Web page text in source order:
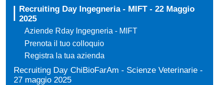
Recruiting Day Ingegneria - MIFT - 22 Maggio
2025
Aziende Rday Ingegneria - MIFT
Prenota il tuo colloquio
Registra la tua azienda
Recruiting Day ChiBioFarAm - Scienze Veterinarie -
27 maggio 2025